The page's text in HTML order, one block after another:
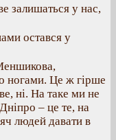
залишаться у нас,
остався у
ногами. Це ж гірше
ні. На таке ми не
– це те, на
людей давати в